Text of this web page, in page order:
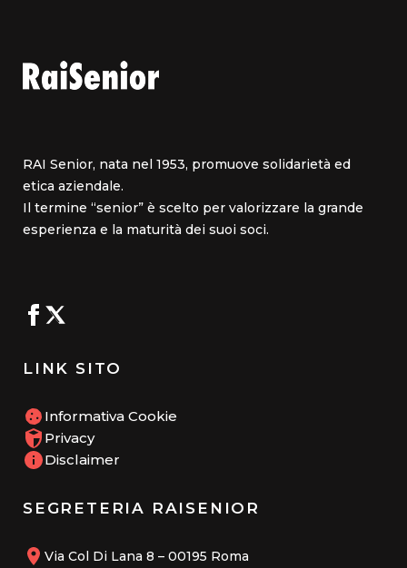
RAI Senior, nata nel 1953, promuove solidarietà ed
etica aziendale.
Il termine “senior” è scelto per valorizzare la grande
esperienza e la maturità dei suoi soci.
LINK SITO
Informativa Cookie
Privacy
Disclaimer
SEGRETERIA RAISENIOR
Via Col Di Lana 8 – 00195 Roma